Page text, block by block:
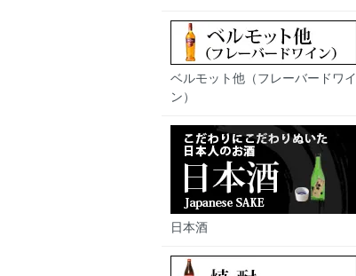
ベルモット他（フレーバードワイ
ン）
日本酒